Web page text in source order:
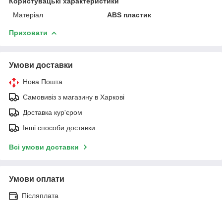
Матеріал
ABS пластик
Приховати
Умови доставки
Нова Пошта
Самовивіз з магазину в Харкові
Доставка кур'єром
Інші способи доставки.
Всі умови доставки
Умови оплати
Післяплата